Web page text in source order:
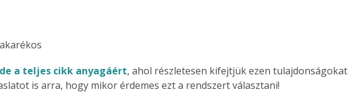
új,
áron, 0 Ft postaköltséggel
megrendelhetők!
a teljes cikk anyagáért, ahol részletesen kifejtjük ezen tulajdonságokat
is arra, hogy mikor érdemes ezt a rendszert választani!